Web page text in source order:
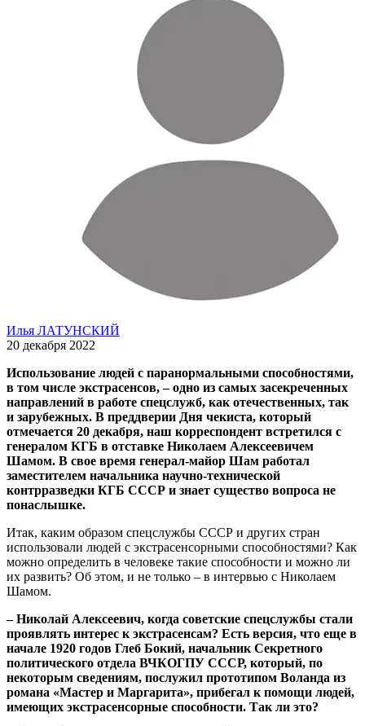
Илья ЛАТУНСКИЙ
20 декабря 2022
Использование людей с паранормальными способностями,
в том числе экстрасенсов, – одно из самых засекреченных
направлений в работе спецслужб, как отечественных, так
и зарубежных. В преддверии Дня чекиста, который
отмечается 20 декабря, наш корреспондент встретился с
генералом КГБ в отставке Николаем Алексеевичем
Шамом. В свое время генерал-майор Шам работал
заместителем начальника научно-технической
контрразведки КГБ СССР и знает существо вопроса не
понаслышке.
Итак, каким образом спецслужбы СССР и других стран
использовали людей с экстрасенсорными способностями? Как
можно определить в человеке такие способности и можно ли
их развить? Об этом, и не только – в интервью с Николаем
Шамом.
– Николай Алексеевич, когда советские спецслужбы стали
проявлять интерес к экстрасенсам? Есть версия, что еще в
начале 1920 годов Глеб Бокий, начальник Секретного
политического отдела ВЧКОГПУ СССР, который, по
некоторым сведениям, послужил прототипом Воланда из
романа «Мастер и Маргарита», прибегал к помощи людей,
имеющих экстрасенсорные способности. Так ли это?